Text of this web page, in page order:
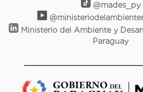
@mades_py
Ministerio del Ambiente y
Paraguay